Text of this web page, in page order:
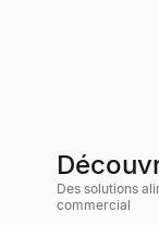
Des solutions
commercial